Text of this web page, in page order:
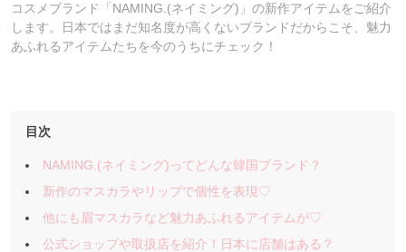
コスメブランド「NAMING.(ネイミング)」の新作アイテムをご紹介
します。日本ではまだ知名度が高くないブランドだからこそ、魅力
あふれるアイテムたちを今のうちにチェック！
目次
NAMING.(ネイミング)ってどんな韓国ブランド？
新作のマスカラやリップで個性を表現♡
他にも眉マスカラなど魅力あふれるアイテムが♡
公式ショップや取扱店を紹介！日本に店舗はある？